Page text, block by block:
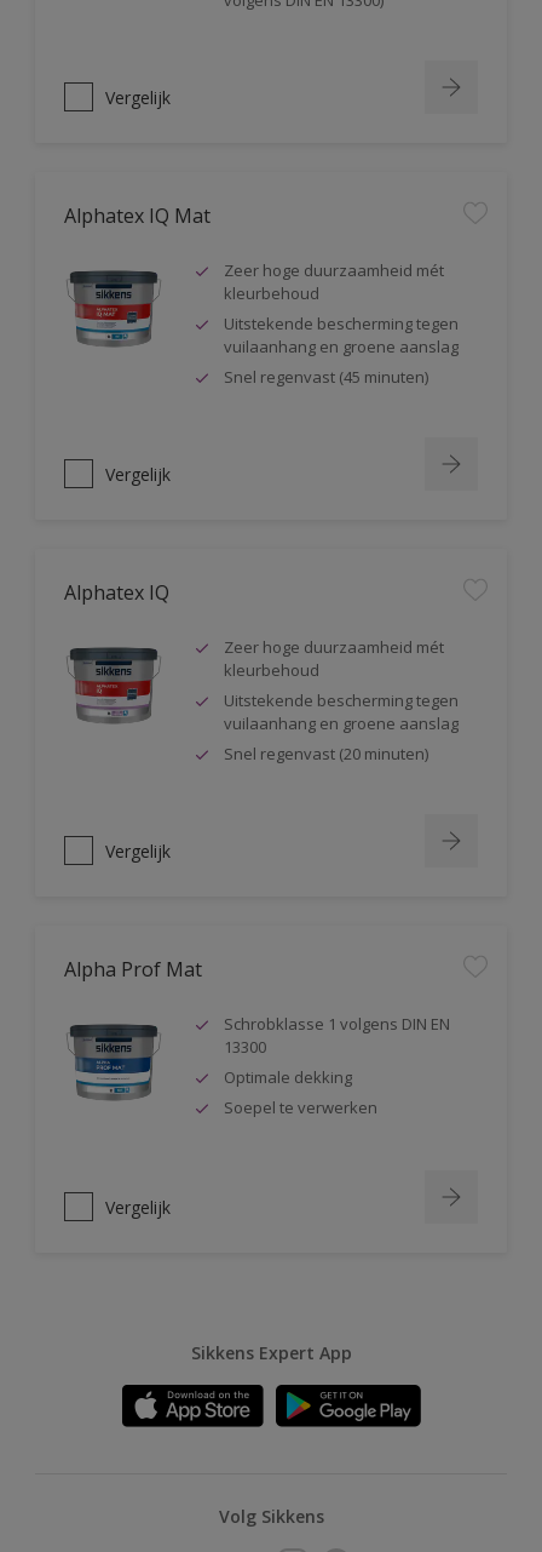
Vergelijk
Alphatex IQ Mat
Zeer hoge duurzaamheid mét
kleurbehoud
Uitstekende bescherming tegen
vuilaanhang en groene aanslag
Snel regenvast (45 minuten)
Vergelijk
Alphatex IQ
Zeer hoge duurzaamheid mét
kleurbehoud
Uitstekende bescherming tegen
vuilaanhang en groene aanslag
Snel regenvast (20 minuten)
Vergelijk
Alpha Prof Mat
Schrobklasse 1 volgens DIN EN
13300
Optimale dekking
Soepel te verwerken
Vergelijk
Sikkens Expert App
Volg Sikkens